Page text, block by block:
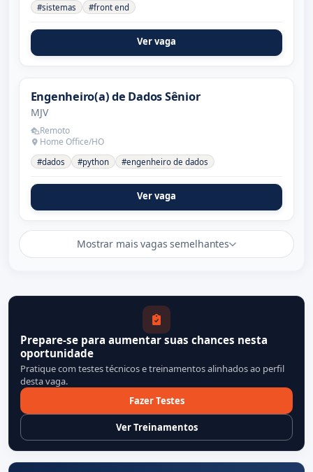
#sistemas #front end
Ver vaga
Engenheiro(a) de Dados Sênior
MJV
Remoto
Home Office/HO
#dados #python #engenheiro de dados
Ver vaga
Mostrar mais vagas semelhantes
Prepare-se para aumentar suas chances nesta
oportunidade
Pratique com testes técnicos e treinamentos alinhados ao perfil
desta vaga.
Fazer Testes
Ver Treinamentos